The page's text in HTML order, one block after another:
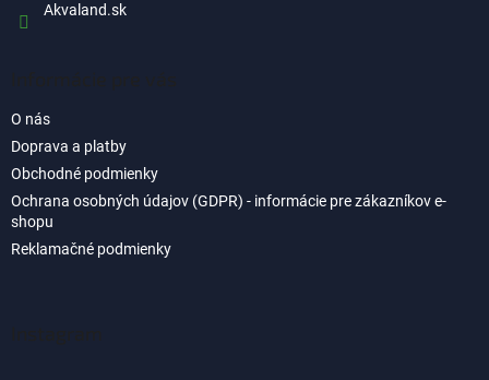
Akvaland.sk
O nás
Doprava a platby
Obchodné podmienky
Ochrana osobných údajov (GDPR) - informácie pre zákazníkov e-
shopu
Reklamačné podmienky